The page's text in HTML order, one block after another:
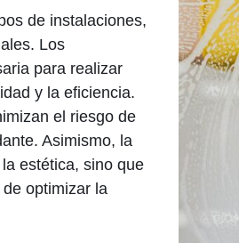
de instalaciones,
Los
para realizar
y la eficiencia.
el riesgo de
Asimismo, la
estética, sino que
optimizar la